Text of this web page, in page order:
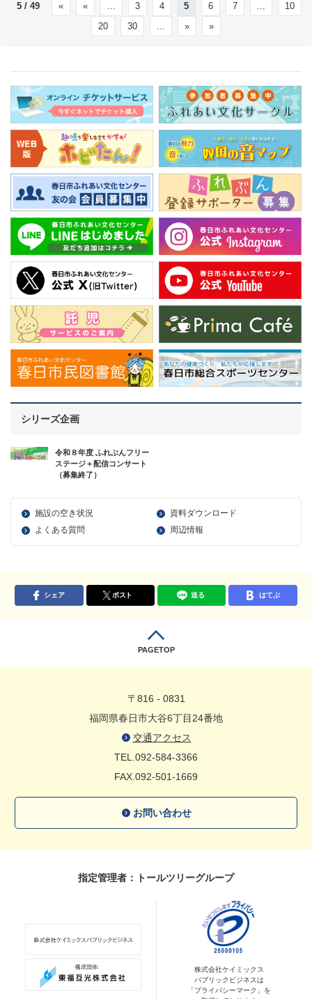
5 / 49 « « ... 3 4 5 6 7 ...
10
20
30 ... » »
シリーズ企画
令和８年度 ふれぶんフリー
ステージ＋配信コンサート
（募集終了）
施設の空き状況
資料ダウンロード
よくある質問
周辺情報
シェア ポスト 送る はてぶ
PAGETOP
〒816 - 0831
福岡県春日市大谷6丁目24番地
交通アクセス
TEL.092-584-3366
FAX.092-501-1669
お問い合わせ
指定管理者：トールツリーグループ
株式会社ケイミックス
パブリックビジネスは
「プライバシーマーク」を